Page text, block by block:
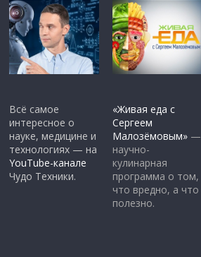
Всё самое
интересное о
науке, медицине и
технологиях — на
YouTube-канале
Чудо Техники.
«Живая еда с
Сергеем
Малозёмовым» —
научно-
кулинарная
программа о том,
что вредно, а что
полезно.